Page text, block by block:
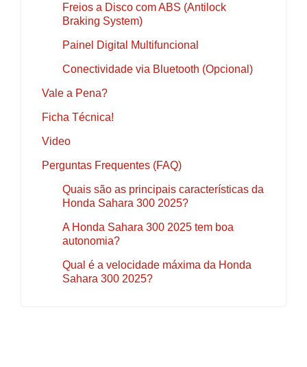
Freios a Disco com ABS (Antilock
Braking System)
Painel Digital Multifuncional
Conectividade via Bluetooth (Opcional)
Vale a Pena?
Ficha Técnica!
Video
Perguntas Frequentes (FAQ)
Quais são as principais características da
Honda Sahara 300 2025?
A Honda Sahara 300 2025 tem boa
autonomia?
Qual é a velocidade máxima da Honda
Sahara 300 2025?